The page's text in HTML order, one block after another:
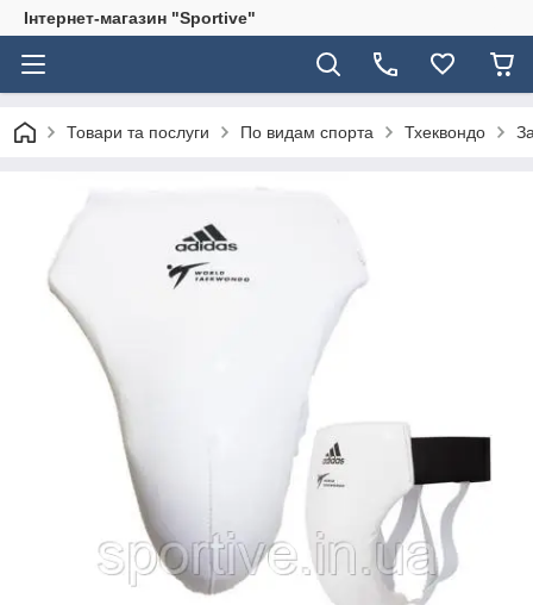
Інтернет-магазин "Sportive"
Товари та послуги По видам спорта Тхеквондо